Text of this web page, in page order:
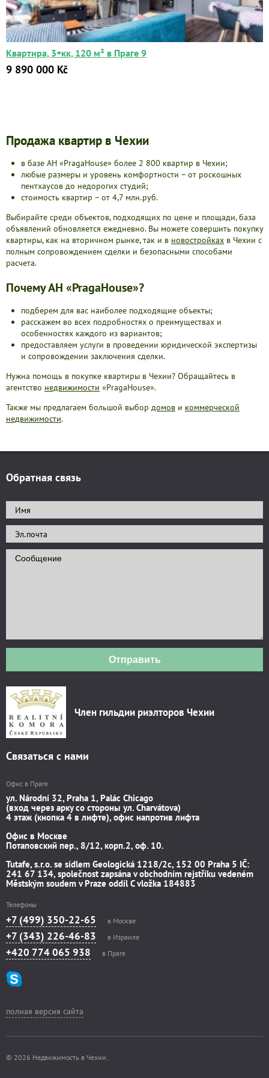
Продажа квартир в Чехии
в базе АН «PragaHouse» более 2 800 квартир в Чехии;
любые размеры и уровень комфортности – от роскошных
пентхаусов до недорогих студий;
стоимость квартир – от 4,7 млн.руб.
Выбирайте среди объектов, подходящих по цене и площади, база
объявлений обновляется ежедневно. Вы можете совершить покупку
квартиры, как на вторичном рынке, так и в новостройках в Чехии с
полным сопровождением сделки и безопасными способами
расчета.
Почему АН «PragaHouse»?
подберем для вас наиболее подходящие объекты;
расскажем во всех подробностях о преимуществах и
особенностях каждого из вариантов;
предоставляем услуги в проведении юридической экспертизы
и сопровождении заключения сделки.
Нужна помощь в покупке квартиры в Чехии? Обращайтесь в
агентство недвижимости «PragaHouse».
Также мы предлагаем большой выбор домов и коммерческой
недвижимости.
Квартира, 3+кк, 120 м² в Праге 9
9 890 000 Kč
Обратная связь
Отправить
Член гильдии риэлторов Чехии
Связаться с нами
Офис в Праге
ул. Národní 32, Praha 1, Palác Chicago
(вход через арку со стороны ул. Charvátova)
4 этаж (кнопка 4 в лифте), офис напротив лифта
Офис в Москве
Потаповский пер., 8/12, корп.2, оф. 10.
Tutafe, s.r.o. se sídlem Geologická 1218/2c, 152 00 Praha 5 IČ:
241 67 134, společnost zapsána v obchodním rejstříku vedeném
Městským soudem v Praze oddíl C vložka 184883
Телефоны
+7 (499) 350-22-65 в Москве
+7 (343) 226-46-83 в Израиле
+420 774 065 938 в Праге
полная версия сайта
© 2026 Недвижимость в Чехии.